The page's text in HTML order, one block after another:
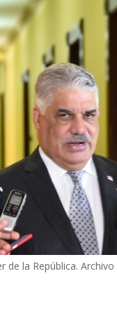
de la República. Archivo